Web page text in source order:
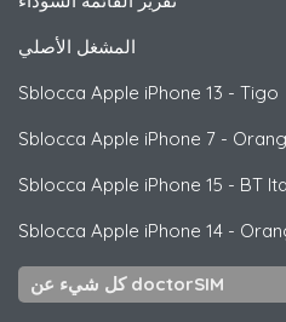
المشغل الأصلي
Sblocca Apple iPhone 13 - Tigo
Sblocca Apple iPhone 7 -
Sblocca Apple iPhone 15 - BT
Sblocca Apple iPhone 14 -
كل شيء عن doctorSIM